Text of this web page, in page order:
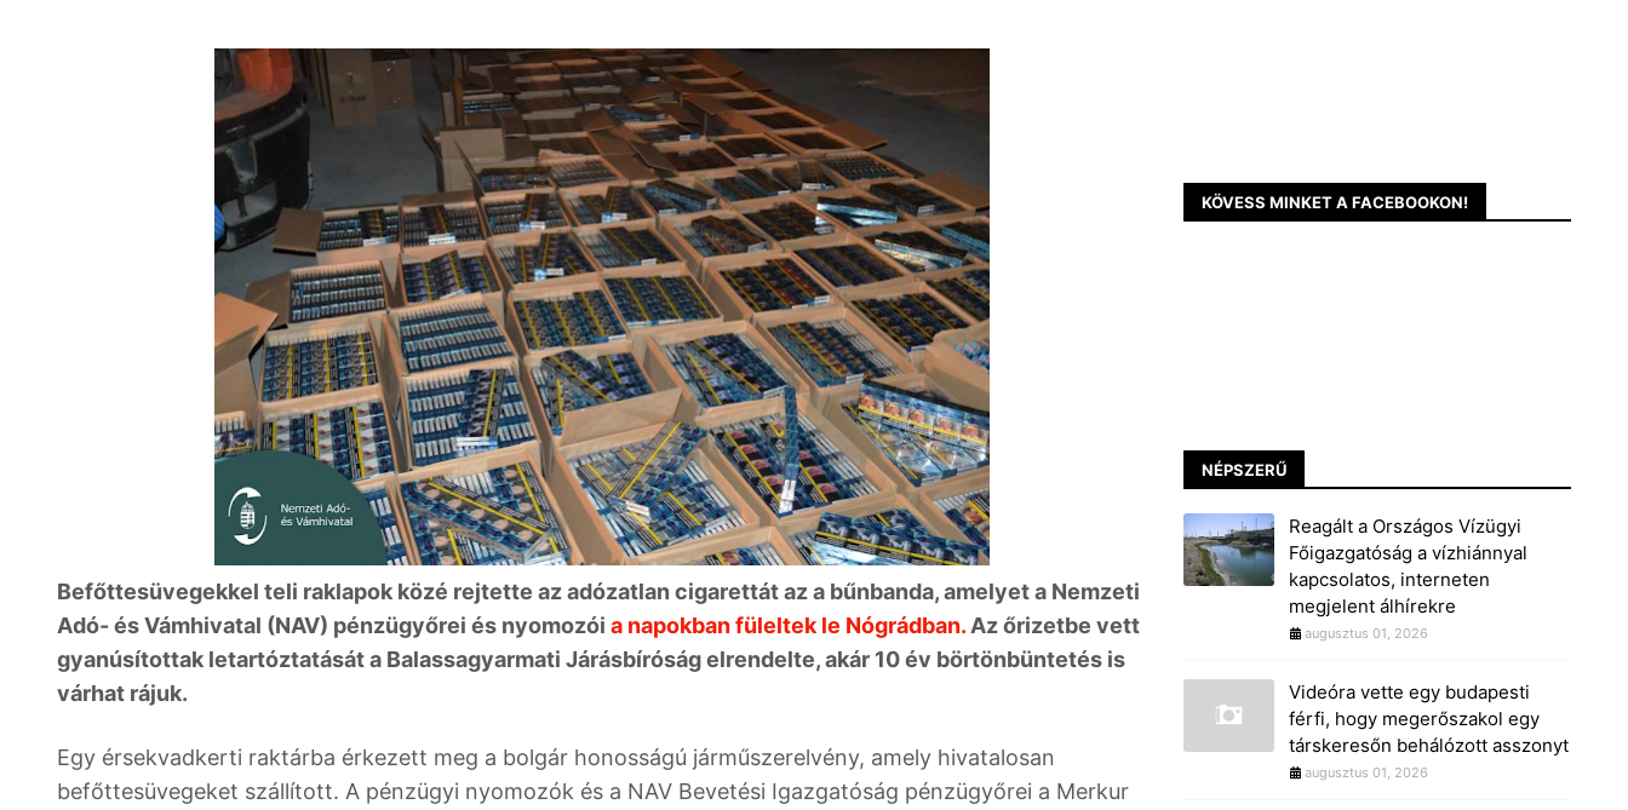
Befőttesüvegekkel teli raklapok közé rejtette az adózatlan cigarettát az a bűnbanda, amelyet a Nemzeti
Adó- és Vámhivatal (NAV) pénzügyőrei és nyomozói a napokban füleltek le Nógrádban. Az őrizetbe vett
gyanúsítottak letartóztatását a Balassagyarmati Járásbíróság elrendelte, akár 10 év börtönbüntetés is
várhat rájuk.
Egy érsekvadkerti raktárba érkezett meg a bolgár honosságú járműszerelvény, amely hivatalosan
befőttesüvegeket szállított. A pénzügyi nyomozók és a NAV Bevetési Igazgatóság pénzügyőrei a Merkur
KÖVESS MINKET A FACEBOOKON!
NÉPSZERŰ
Reagált a Országos Vízügyi
Főigazgatóság a vízhiánnyal
kapcsolatos, interneten
megjelent álhírekre
augusztus 01, 2026
Videóra vette egy budapesti
férfi, hogy megerőszakol egy
társkeresőn behálózott asszonyt
augusztus 01, 2026